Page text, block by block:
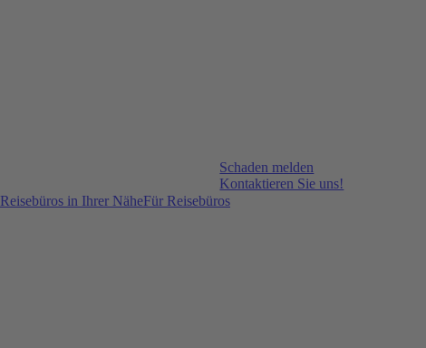
Schaden melden
Kontaktieren Sie uns!
Reisebüros in Ihrer NäheFür Reisebüros